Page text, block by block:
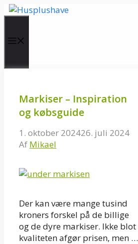
Hop
Markiser – Inspiration
og købsguide
1. oktober 202426. juli 2024
Af Mikael
Der kan være mange tusind
kroners forskel på de billige
og de dyre markiser. Ikke blot
kvaliteten afgør prisen, men …